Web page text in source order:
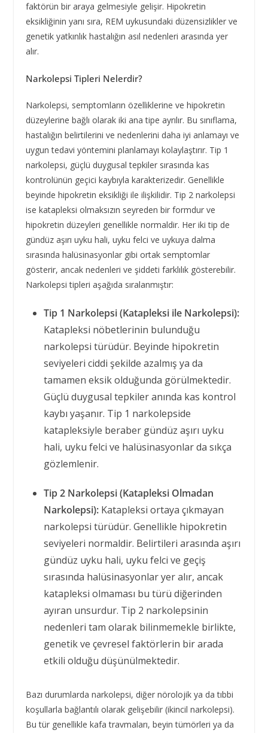
faktörün bir araya gelmesiyle gelişir. Hipokretin
eksikliğinin yanı sıra, REM uykusundaki düzensizlikler ve
genetik yatkınlık hastalığın asıl nedenleri arasında yer
alır.
Narkolepsi Tipleri Nelerdir?
Narkolepsi, semptomların özelliklerine ve hipokretin
düzeylerine bağlı olarak iki ana tipe ayrılır. Bu sınıflama,
hastalığın belirtilerini ve nedenlerini daha iyi anlamayı ve
uygun tedavi yöntemini planlamayı kolaylaştırır. Tip 1
narkolepsi, güçlü duygusal tepkiler sırasında kas
kontrolünün geçici kaybıyla karakterizedir. Genellikle
beyinde hipokretin eksikliği ile ilişkilidir. Tip 2 narkolepsi
ise katapleksi olmaksızın seyreden bir formdur ve
hipokretin düzeyleri genellikle normaldir. Her iki tip de
gündüz aşırı uyku hali, uyku felci ve uykuya dalma
sırasında halüsinasyonlar gibi ortak semptomlar
gösterir, ancak nedenleri ve şiddeti farklılık gösterebilir.
Narkolepsi tipleri aşağıda sıralanmıştır:
Tip 1 Narkolepsi (Katapleksi ile Narkolepsi):
Katapleksi nöbetlerinin bulunduğu
narkolepsi türüdür. Beyinde hipokretin
seviyeleri ciddi şekilde azalmış ya da
tamamen eksik olduğunda görülmektedir.
Güçlü duygusal tepkiler anında kas kontrol
kaybı yaşanır. Tip 1 narkolepside
katapleksiyle beraber gündüz aşırı uyku
hali, uyku felci ve halüsinasyonlar da sıkça
gözlemlenir.
Tip 2 Narkolepsi (Katapleksi Olmadan
Narkolepsi): Katapleksi ortaya çıkmayan
narkolepsi türüdür. Genellikle hipokretin
seviyeleri normaldir. Belirtileri arasında aşırı
gündüz uyku hali, uyku felci ve geçiş
sırasında halüsinasyonlar yer alır, ancak
katapleksi olmaması bu türü diğerinden
ayıran unsurdur. Tip 2 narkolepsinin
nedenleri tam olarak bilinmemekle birlikte,
genetik ve çevresel faktörlerin bir arada
etkili olduğu düşünülmektedir.
Bazı durumlarda narkolepsi, diğer nörolojik ya da tıbbi
koşullarla bağlantılı olarak gelişebilir (ikincil narkolepsi).
Bu tür genellikle kafa travmaları, beyin tümörleri ya da